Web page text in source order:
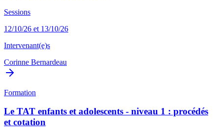
Sessions
12/10/26 et 13/10/26
Intervenant(e)s
Corinne Bernardeau
Formation
Le TAT enfants et adolescents - niveau 1 : procédés
et cotation